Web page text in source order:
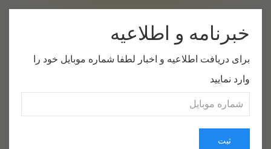
صفحه اول
خبرنامه و اطلاعیه
برای دریافت اطلاعیه و اخبار لطفا شماره موبایل خود را
وارد نمایید
ثبت